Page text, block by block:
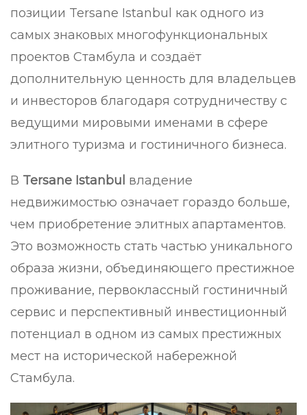
позиции Tersane Istanbul как одного из
самых знаковых многофункциональных
проектов Стамбула и создаёт
дополнительную ценность для владельцев
и инвесторов благодаря сотрудничеству с
ведущими мировыми именами в сфере
элитного туризма и гостиничного бизнеса.
В Tersane Istanbul владение
недвижимостью означает гораздо больше,
чем приобретение элитных апартаментов.
Это возможность стать частью уникального
образа жизни, объединяющего престижное
проживание, первоклассный гостиничный
сервис и перспективный инвестиционный
потенциал в одном из самых престижных
мест на исторической набережной
Стамбула.